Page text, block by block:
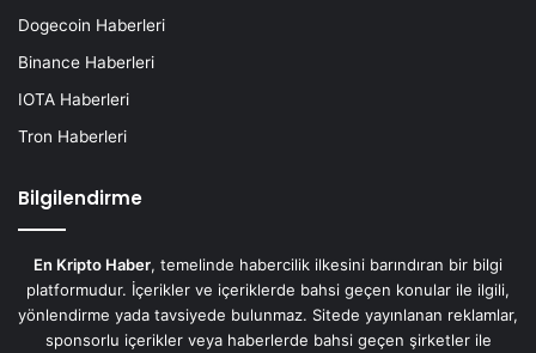
Dogecoin Haberleri
Binance Haberleri
IOTA Haberleri
Tron Haberleri
Bilgilendirme
En Kripto Haber, temelinde habercilik ilkesini barındıran bir bilgi
platformudur. İçerikler ve içeriklerde bahsi geçen konular ile ilgili,
yönlendirme yada tavsiyede bulunmaz. Sitede yayınlanan reklamlar,
sponsorlu içerikler veya haberlerde bahsi geçen şirketler ile